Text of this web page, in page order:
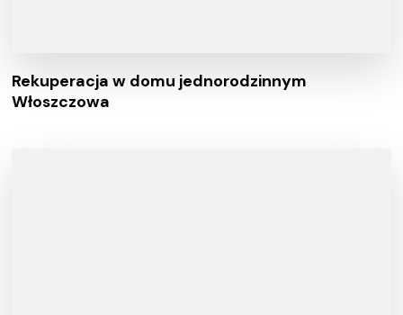
Rekuperacja w domu jednorodzinnym
Włoszczowa